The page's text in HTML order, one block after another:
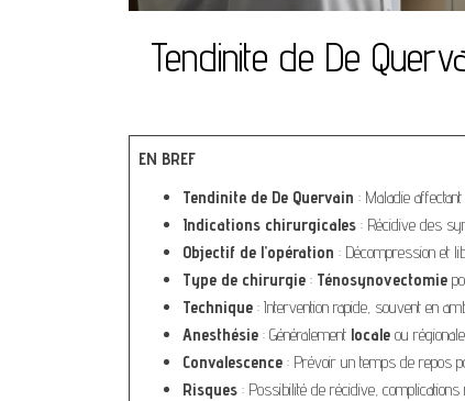
Tendinite de De
EN BREF
Tendinite de De Quervain : Maladie
Indications chirurgicales : Récidive des
Objectif de l’opération : Décompression et
Type de chirurgie : Ténosynovectomie
Technique : Intervention rapide, souvent en
Anesthésie : Généralement locale ou régionale.
Convalescence : Prévoir un temps de repos
Risques : Possibilité de récidive, complications